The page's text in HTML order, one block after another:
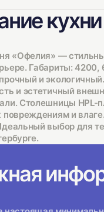
кухни
«Офелия» —
Габариты:
и
и эстетичный
Столешницы HPL-
повреждениям и
выбор для